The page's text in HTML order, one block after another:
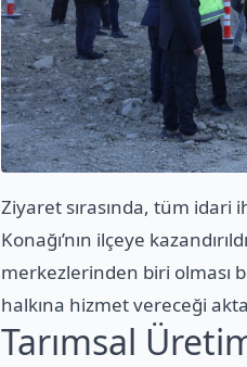
Ziyaret sırasında, tüm idari
Konağı’nın ilçeye
merkezlerinden biri olması
halkına hizmet vereceği
Tarımsal